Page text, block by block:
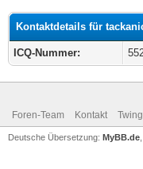
Kontaktdetails für
ICQ-Nummer:
Foren-Team Kontakt
Deutsche Übersetzung: MyBB.de